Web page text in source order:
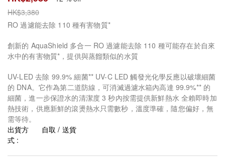
HK$3,380
RO 過濾能去除 110 種有害物質*
創新的 AquaShield 多合一 RO 過濾能去除 110 種可能存在於自來
水中的有害物質*，提供與蒸餾類似的水質
UV-LED 去除 99.9% 細菌** UV-C LED 觸發光化學反應以破壞細菌
的 DNA。它作為第二道防線，可消滅過濾水箱內高達 99.9%** 的
細菌，進一步保證水的清潔度 3 秒內按需提供新鮮熱水 全賴即時加
熱技術，供應新鮮的滾燙熱水只需數秒，溫度準確，隨您偏好，無
需等待。
出貨方
式 :
自取 / 送貨